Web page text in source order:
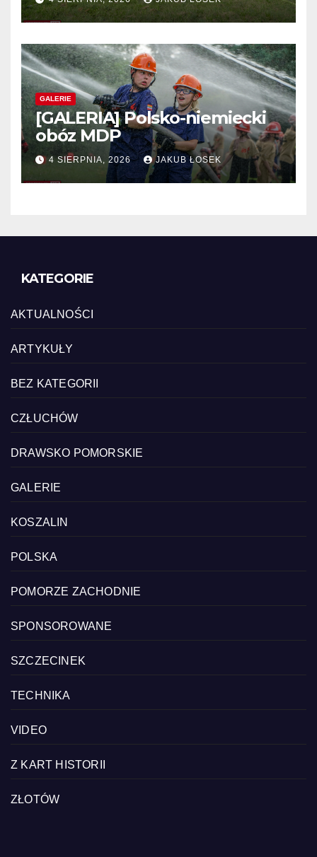
GALERIE
[GALERIA] Polsko-niemiecki
obóz MDP
4 SIERPNIA, 2026 JAKUB ŁOSEK
KATEGORIE
AKTUALNOŚCI
ARTYKUŁY
BEZ KATEGORII
CZŁUCHÓW
DRAWSKO POMORSKIE
GALERIE
KOSZALIN
POLSKA
POMORZE ZACHODNIE
SPONSOROWANE
SZCZECINEK
TECHNIKA
VIDEO
Z KART HISTORII
ZŁOTÓW